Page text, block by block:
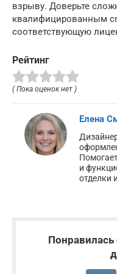
взрыву. Доверьте
квалифицированным
соответствующую
Рейтинг
( Пока оценок нет )
Елена
и
отделки
Понравилась